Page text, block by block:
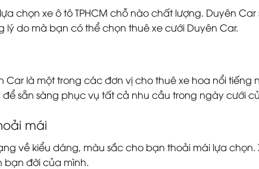
chọn xe ô tô TPHCM chỗ nào chất lượng. Duyên
lý do mà bạn có thể chọn thuê xe cưới Duyên Car.
Car là một trong các đơn vị cho thuê xe hoa nổi
sẵn sàng phục vụ tất cả nhu cầu trong ngày cưới
mái
về kiểu dáng, màu sắc cho bạn thoải mái lựa
bạn đời của mình.